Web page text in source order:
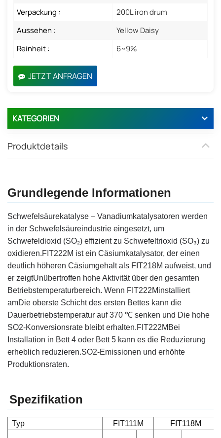
Verpackung :
200L iron drum
Aussehen :
Yellow Daisy
Reinheit :
6~9%
JETZT ANFRAGEN
KATEGORIEN
Produktdetails
Grundlegende Informationen
Schwefelsäurekatalyse – Vanadiumkatalysatoren werden
in der Schwefelsäureindustrie eingesetzt, um
Schwefeldioxid (SO₂) effizient zu Schwefeltrioxid (SO₃) zu
oxidieren.FIT222M ist ein Cäsiumkatalysator, der einen
deutlich höheren Cäsiumgehalt als FIT218M aufweist, und
er zeigtUnübertroffen hohe Aktivität über den gesamten
Betriebstemperaturbereich. Wenn FIT222Minstalliert
amDie oberste Schicht des ersten Bettes kann die
Dauerbetriebstemperatur auf 370 ℃ senken und Die hohe
SO2-Konversionsrate bleibt erhalten.FIT222M Bei
Installation in Bett 4 oder Bett 5 kann es die Reduzierung
erheblich reduzieren.SO2-Emissionen und erhöhte
Produktionsraten.
Spezifikation
Typ FIT111M FIT118M